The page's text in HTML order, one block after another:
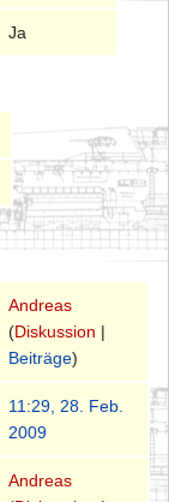
Ja
Andreas
(Diskussion |
Beiträge)
11:29, 28. Feb.
2009
Andreas